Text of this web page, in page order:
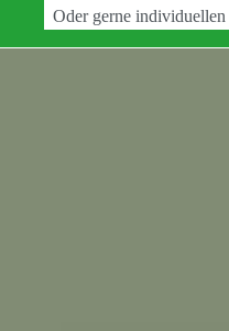
Oder gerne individuellen